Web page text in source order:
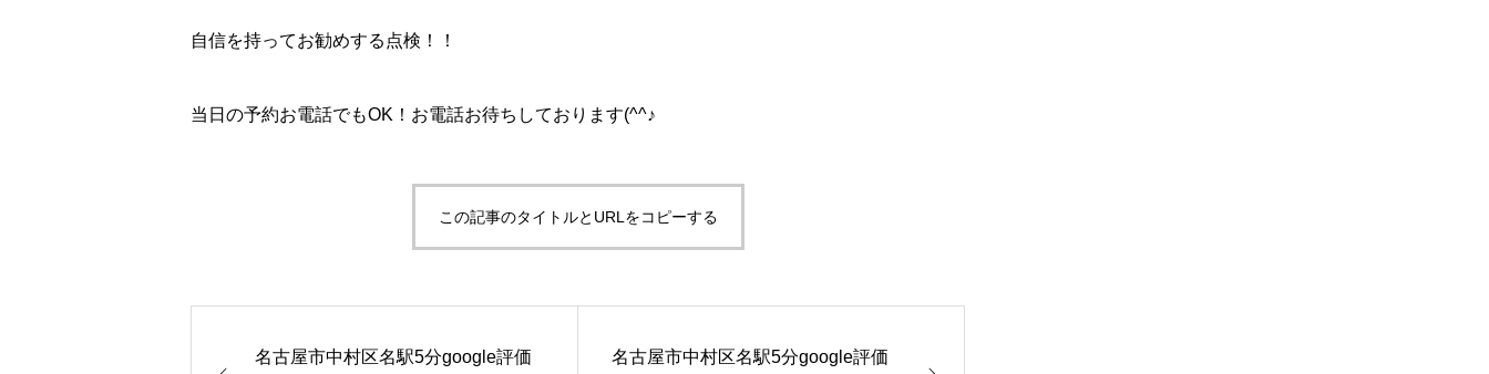
自信を持ってお勧めする点検！！
当日の予約お電話でもOK！お電話お待ちしております(^^♪
この記事のタイトルとURLをコピーする
名古屋市中村区名駅5分google評価
名古屋市中村区名駅5分google評価